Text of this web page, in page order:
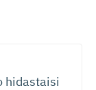
hidastaisi